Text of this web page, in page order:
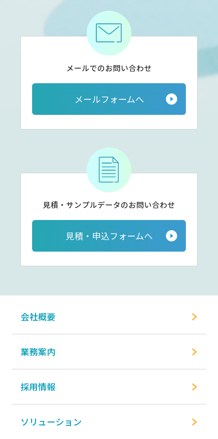
メールでのお問い合わせ
メールフォームへ
見積・サンプルデータのお問い合わせ
見積・申込フォームへ
会社概要
業務案内
採用情報
ソリューション